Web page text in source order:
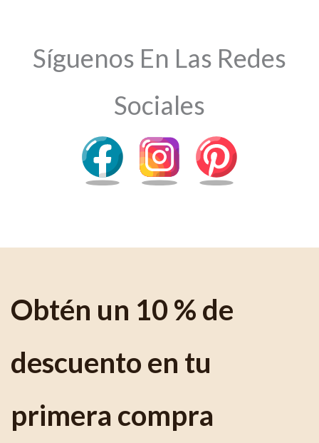
Síguenos En Las Redes
Sociales
Obtén un 10 % de
descuento en tu
primera compra